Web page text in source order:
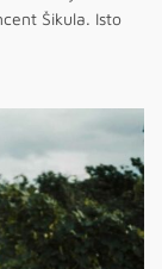
Šikula. Isto